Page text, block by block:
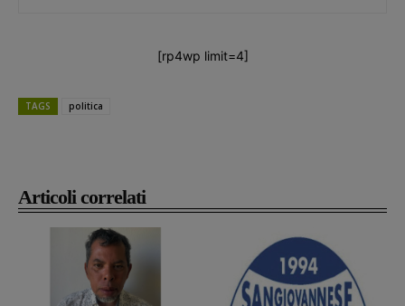
Articoli correlati
[rp4wp limit=4]
TAGS politica